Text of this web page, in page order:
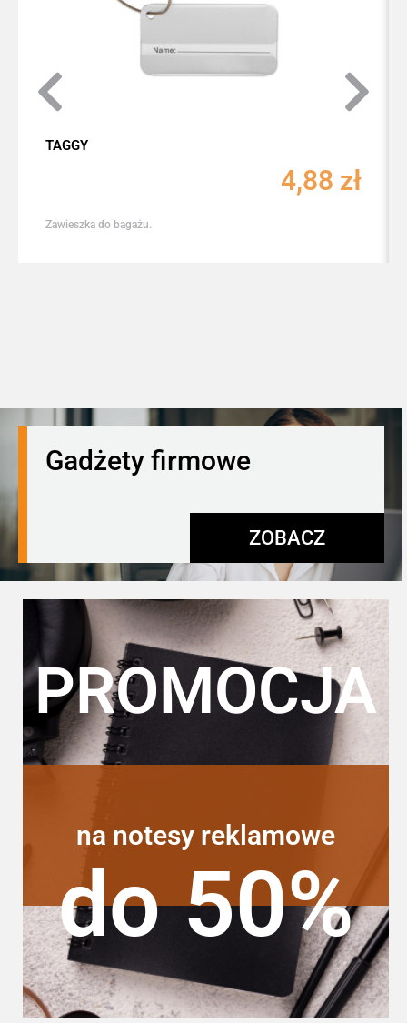
TAGGY
4,88 zł
Zawieszka do bagażu.
Gadżety firmowe
ZOBACZ
PROMOCJA
na notesy reklamowe
do 50%